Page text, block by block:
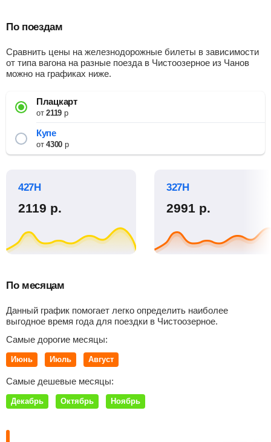
По поездам
Сравнить цены на железнодорожные билеты в зависимости
от типа вагона на разные поезда в Чистоозерное из Чанов
можно на графиках ниже.
Плацкарт
от2119р
Купе
от4300р
427Н
2119 р.
327Н
2991 р.
По месяцам
Данный график помогает легко определить наиболее
выгодное время года для поездки в Чистоозерное.
Самые дорогие месяцы:
Июнь Июль Август
Самые дешевые месяцы:
Декабрь Октябрь Ноябрь